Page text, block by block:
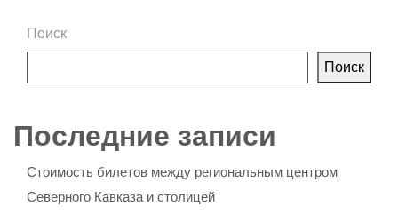
Поиск
Поиск
Последние записи
Стоимость билетов между региональным центром
Северного Кавказа и столицей